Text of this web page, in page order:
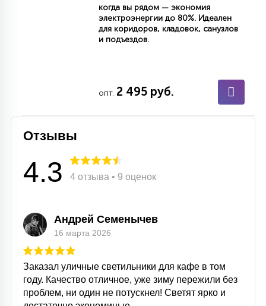
когда вы рядом — экономия
электроэнергии до 80%. Идеален
для коридоров, кладовок, санузлов
и подъездов.
опт. 2 495 руб.
Отзывы
4.3 4 отзыва • 9 оценок
Андрей Семенычев
16 марта 2026
Заказал уличные светильники для кафе в том
году. Качество отличное, уже зиму пережили без
проблем, ни один не потускнел! Светят ярко и